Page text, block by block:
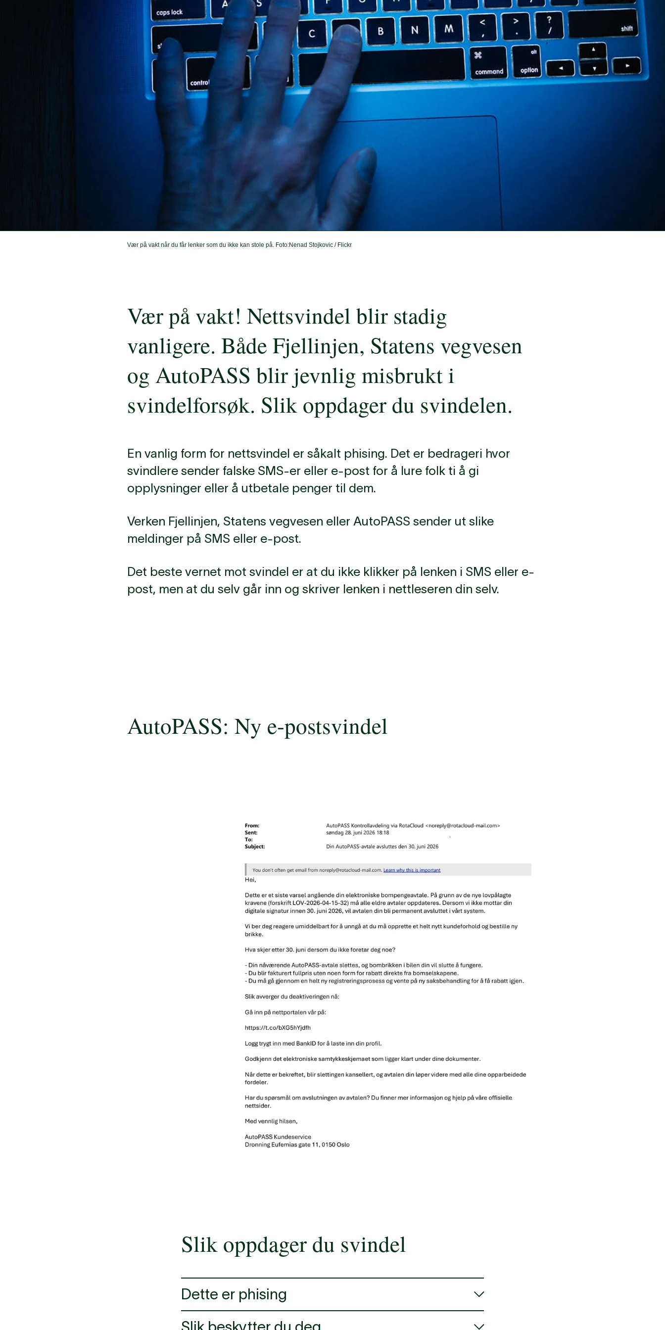
Vær på vakt når du får lenker som du ikke kan stole på. Foto:Nenad Stojkovic / Flickr
Vær på vakt! Nettsvindel blir stadig
vanligere. Både Fjellinjen, Statens vegvesen
og AutoPASS blir jevnlig misbrukt i
svindelforsøk. Slik oppdager du svindelen.
En vanlig form for nettsvindel er såkalt phising. Det er bedrageri hvor
svindlere sender falske SMS-er eller e-post for å lure folk ti å gi
opplysninger eller å utbetale penger til dem.
Verken Fjellinjen, Statens vegvesen eller AutoPASS sender ut slike
meldinger på SMS eller e-post.
Det beste vernet mot svindel er at du ikke klikker på lenken i SMS eller e-
post, men at du selv går inn og skriver lenken i nettleseren din selv.
AutoPASS: Ny e-postsvindel
Slik oppdager du svindel
Dette er phising
Falske forsøk på å lure deg